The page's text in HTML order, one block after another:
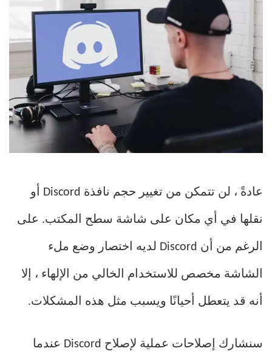
عادةً ، لن تتمكن من تغيير حجم نافذة Discord أو
نقلها في أي مكان على شاشة سطح المكتب. على
الرغم من أن Discord لديه اختصار وضع ملء
الشاشة مخصص للاستخدام الخالي من الإلهاء ، إلا
أنه قد يتعطل أحيانًا ويسبب مثل هذه المشكلات.
سنشارك إصلاحات عملية لإصلاح Discord عندما